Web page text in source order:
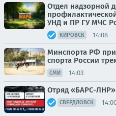
Отдел надзорной
УНД и ПР ГУ МЧС
КИРОВСК 14:08
Минспорта РФ
спорта России
СМИ 14:03
Отряд «БАРС-
СВЕРДЛОВСК